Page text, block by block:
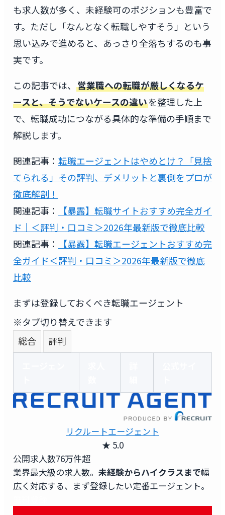
も求人数が多く、未経験可のポジションも豊富で
す。ただし「なんとなく転職しやすそう」という
思い込みで進めると、あっさり全落ちするのも事
実です。
この記事では、 営業職への転職が厳しくなるケ
ースと、そうでないケースの違いを整理した上
で、転職成功につながる具体的な準備の手順まで
解説します。
関連記事： 転職エージェントはやめとけ？「見捨
てられる」その評判、デメリットと裏側をプロが
徹底解剖！
関連記事：
【暴露】転職サイトおすすめ完全ガイ
ド｜＜評判・口コミ＞2026年最新版で徹底比較
関連記事：
【暴露】転職エージェントおすすめ完
全ガイド＜評判・口コミ＞2026年最新版で徹底
比較
まずは登録しておくべき転職エージェント
※タブ切り替えできます
総合
評判
リクルートエージェント
★ 5.0
公開求人数76万件超
業界最大級の求人数。 未経験からハイクラスまで幅
広く対応する、まず登録したい定番エージェント。